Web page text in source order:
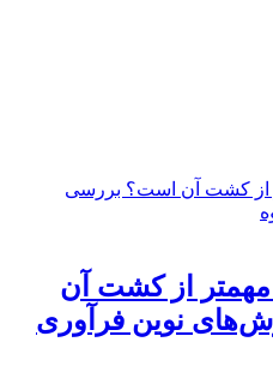
مهمتر از کشت آن
نوین فرآوری